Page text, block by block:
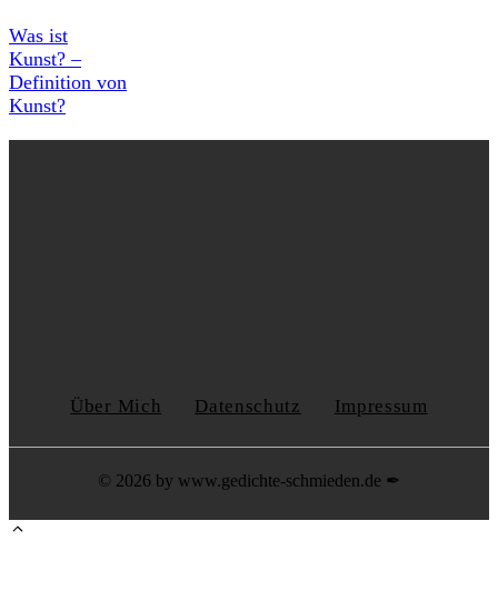
Was ist
Kunst? –
Definition von
Kunst?
Über Mich Datenschutz Impressum
© 2026 by www.gedichte-schmieden.de ✒